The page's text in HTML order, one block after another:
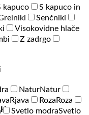
kapuco
S kapuco in
Senčniki
Visokovidne hlače
Z zadrgo
NaturNatur
Rjava Roza Roza
Svetlo modraSvetlo